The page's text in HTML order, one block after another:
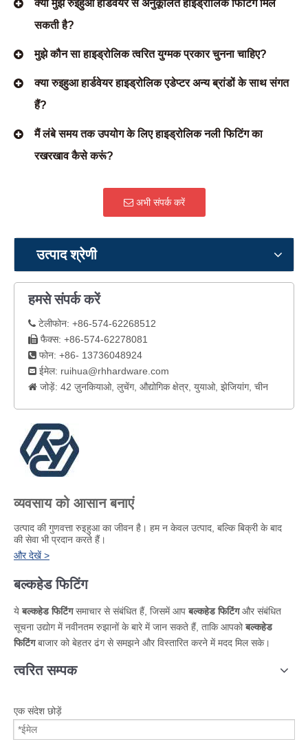
क्या मुझे रुइहुआ हार्डवेयर से अनुकूलित हाइड्रोलिक फिटिंग मिल
सकती है?
मुझे कौन सा हाइड्रोलिक त्वरित युग्मक प्रकार चुनना चाहिए?
क्या रुइहुआ हार्डवेयर हाइड्रोलिक एडेप्टर अन्य ब्रांडों के साथ संगत
हैं?
मैं लंबे समय तक उपयोग के लिए हाइड्रोलिक नली फिटिंग का
रखरखाव कैसे करूं?
अभी संपर्क करें
उत्पाद श्रेणी
हमसे संपर्क करें
 टेलीफोन: +86-574-62268512
 फैक्स: +86-574-62278081
 फोन: +86- 13736048924
 ईमेल: ruihua@rhhardware.com
 जोड़ें: 42 ज़ुनकियाओ, लुचेंग, औद्योगिक क्षेत्र, युयाओ, झेजियांग, चीन
व्यवसाय को आसान बनाएं
​उत्पाद की गुणवत्ता रुइहुआ का जीवन है। हम न केवल उत्पाद, बल्कि बिक्री के बाद
की सेवा भी प्रदान करते हैं।
और देखें >
बल्कहेड फिटिंग
येबल्कहेड फिटिंगसमाचार से संबंधित हैं, जिसमें आपबल्कहेड फिटिंगऔर संबंधित
सूचना उद्योग में नवीनतम रुझानों के बारे में जान सकते हैं, ताकि आपकोबल्कहेड
फिटिंगबाजार को बेहतर ढंग से समझने और विस्तारित करने में मदद मिल सके।
त्वरित सम्पक
एक संदेश छोड़ें